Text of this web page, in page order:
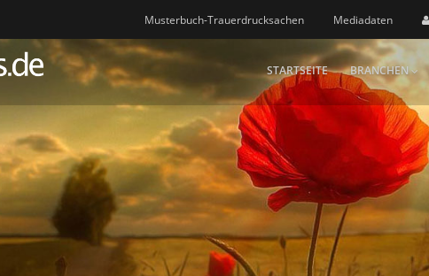
Musterbuch-Trauerdrucksachen Mediadaten
STARTSEITE BRANCHEN